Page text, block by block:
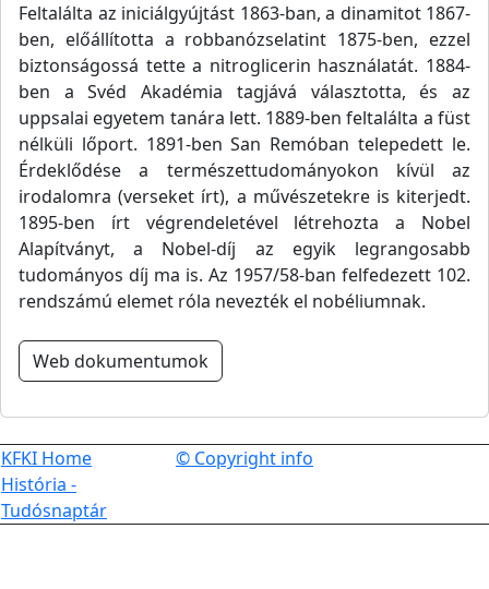
Feltalálta az iniciálgyújtást 1863-ban, a dinamitot 1867-
ben, előállította a robbanózselatint 1875-ben, ezzel
biztonságossá tette a nitroglicerin használatát. 1884-
ben a Svéd Akadémia tagjává választotta, és az
uppsalai egyetem tanára lett. 1889-ben feltalálta a füst
nélküli lőport. 1891-ben San Remóban telepedett le.
Érdeklődése a természettudományokon kívül az
irodalomra (verseket írt), a művészetekre is kiterjedt.
1895-ben írt végrendeletével létrehozta a Nobel
Alapítványt, a Nobel-díj az egyik legrangosabb
tudományos díj ma is. Az 1957/58-ban felfedezett 102.
rendszámú elemet róla nevezték el nobéliumnak.
Web dokumentumok
KFKI Home
História -
Tudósnaptár
© Copyright info